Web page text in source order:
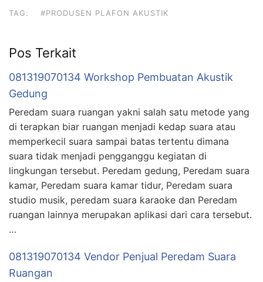
TAG: #PRODUSEN PLAFON AKUSTIK
Pos Terkait
081319070134 Workshop Pembuatan Akustik
Gedung
Peredam suara ruangan yakni salah satu metode yang
di terapkan biar ruangan menjadi kedap suara atau
memperkecil suara sampai batas tertentu dimana
suara tidak menjadi pengganggu kegiatan di
lingkungan tersebut. Peredam gedung, Peredam suara
kamar, Peredam suara kamar tidur, Peredam suara
studio musik, peredam suara karaoke dan Peredam
ruangan lainnya merupakan aplikasi dari cara tersebut.
…
081319070134 Vendor Penjual Peredam Suara
Ruangan